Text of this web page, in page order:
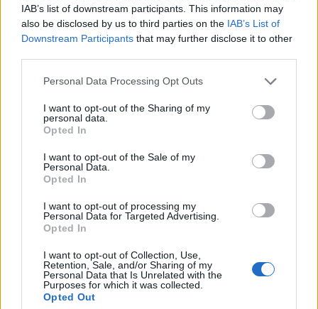
IAB’s list of downstream participants. This information may
also be disclosed by us to third parties on the IAB’s List of
Downstream Participants that may further disclose it to other
Please note that this website/app uses one or more Google
not limited to your visit or usage behaviour. You may click to
grant or deny consent to Google and its third-party tags to
use your data for below specified purposes in below Google
consent section.
Personal Data Processing Opt Outs
I want to opt-out of the Sharing of my
personal data.
Opted In
I want to opt-out of the Sale of my
Personal Data.
Opted In
I want to opt-out of processing my
Personal Data for Targeted Advertising.
Opted In
I want to opt-out of Collection, Use,
Retention, Sale, and/or Sharing of my
Personal Data that Is Unrelated with the
Purposes for which it was collected.
Opted Out
αξιοσημείωτης βελτίωσης του ισολογισμού.
Στο μέλλον, η Eurobank Equities πιστεύει ότι οι αποτιμήσεις
υψηλότερα λόγω των ακόλουθων παραγόντων:
i) περαιτέρω σύγκλιση με τον κλάδο της περιφέρειας της ΕΕ
ως αποτέλεσμα των θετικών προοπτικών κερδοφορίας,
ii) επαναξιολόγηση του τραπεζικού τομέα της ΕΕ ως προς
iii) αυξανόμενη TBV από το 2022 και
iv) αυξανόμενη εστίαση της αγοράς στα πολλαπλάσια κέρδη.
Αλλαγή στις εκτιμήσεις